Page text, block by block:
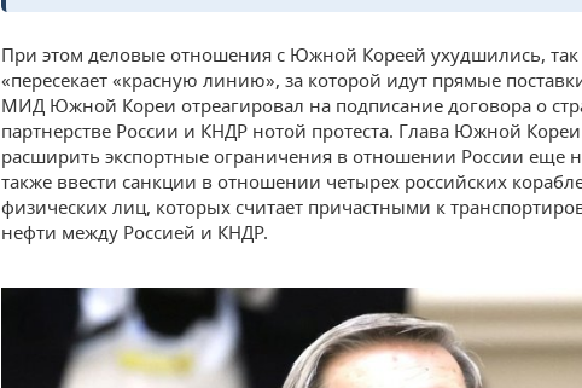
При этом деловые отношения с Южной Кореей ухудшились, так
«пересекает «красную линию», за которой идут прямые
МИД Южной Кореи отреагировал на подписание договора о
партнерстве России и КНДР нотой протеста. Глава Южной
расширить экспортные ограничения в отношении России еще
также ввести санкции в отношении четырех российских
физических лиц, которых считает причастными к
нефти между Россией и КНДР.